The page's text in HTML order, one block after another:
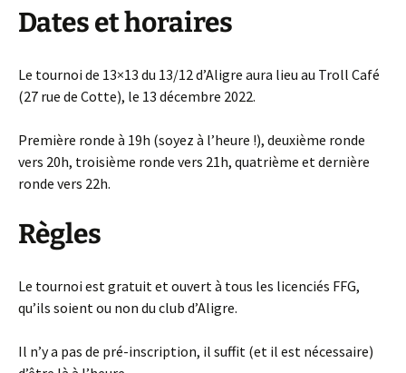
Dates et horaires
Le tournoi de 13×13 du 13/12 d’Aligre aura lieu au Troll Café
(27 rue de Cotte), le 13 décembre 2022.
Première ronde à 19h (soyez à l’heure !), deuxième ronde
vers 20h, troisième ronde vers 21h, quatrième et dernière
ronde vers 22h.
Règles
Le tournoi est gratuit et ouvert à tous les licenciés FFG,
qu’ils soient ou non du club d’Aligre.
Il n’y a pas de pré-inscription, il suffit (et il est nécessaire)